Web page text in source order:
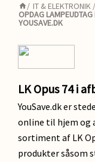
/ IT & ELEKTRONIK /
OPDAG
YOUSAVE.DK
LK Opus 74 i
YouSave.dk er
online til hjem og
sortiment af LK
produkter såsom